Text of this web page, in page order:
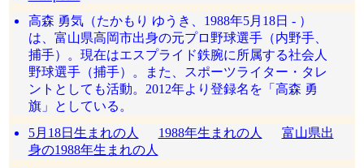
高森 勇気（たかもり ゆうき、1988年5月18日 - ）
は、富山県高岡市出身の元プロ野球選手（内野手、
捕手）。現在はエスプライド鉄腕に所属する社会人
野球選手（捕手）。また、スポーツライター・タレ
ントとしても活動。2012年より登録名を「高森 勇
旗」としている。
5月18日生まれの人
1988年生まれの人
富山県出
身の1988年生まれの人